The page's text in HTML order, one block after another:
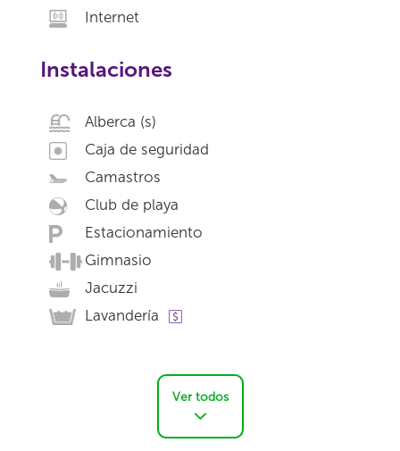
Internet
Instalaciones
Alberca (s)
Caja de seguridad
Camastros
Club de playa
Estacionamiento
Gimnasio
Jacuzzi
Lavandería
Ver todos